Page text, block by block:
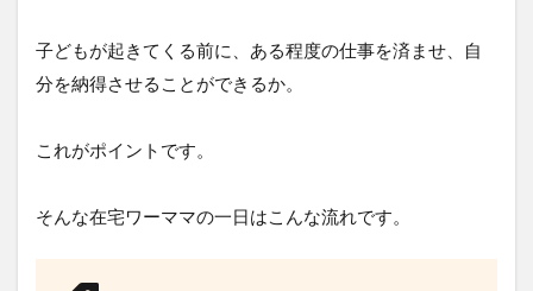
の割
り切
り③
タイ
5
子どもが起きてくる前に、ある程度の仕事を済ませ、自
分を納得させることができるか。
これがポイントです。
そんな在宅ワーママの一日はこんな流れです。